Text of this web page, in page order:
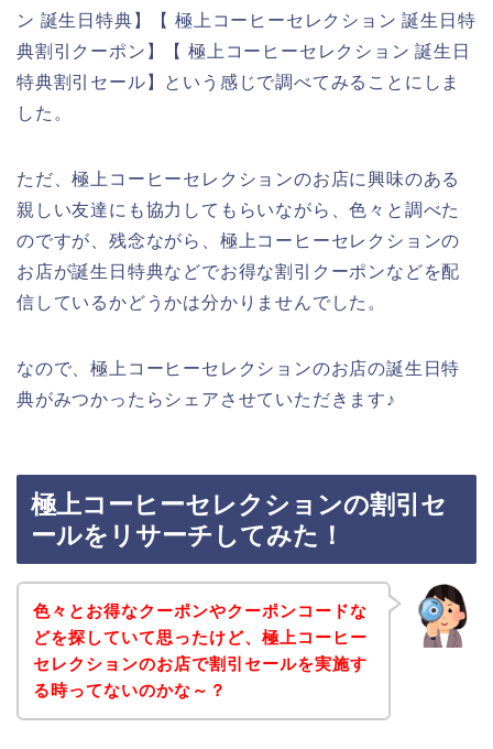
ン 誕生日特典】【 極上コーヒーセレクション 誕生日特
典割引クーポン】【 極上コーヒーセレクション 誕生日
特典割引セール】という感じで調べてみることにしま
した。
ただ、極上コーヒーセレクションのお店に興味のある
親しい友達にも協力してもらいながら、色々と調べた
のですが、残念ながら、極上コーヒーセレクションの
お店が誕生日特典などでお得な割引クーポンなどを配
信しているかどうかは分かりませんでした。
なので、極上コーヒーセレクションのお店の誕生日特
典がみつかったらシェアさせていただきます♪
極上コーヒーセレクションの割引セ
ールをリサーチしてみた！
色々とお得なクーポンやクーポンコードな
どを探していて思ったけど、極上コーヒー
セレクションのお店で割引セールを実施す
る時ってないのかな～？